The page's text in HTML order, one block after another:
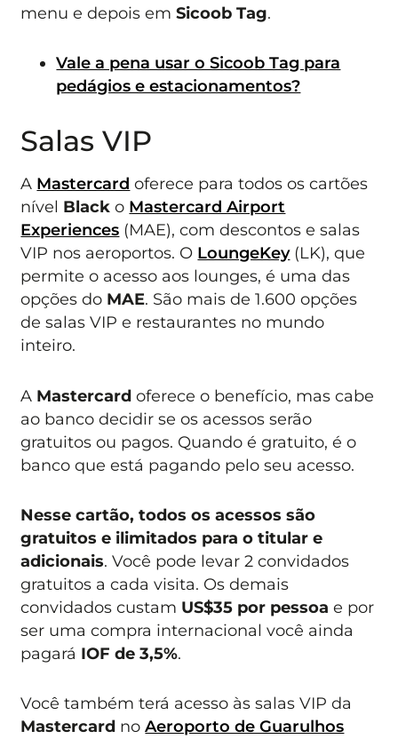
menu e depois emSicoob Tag.
Vale a pena usar o Sicoob Tag para
pedágios e estacionamentos?
Salas VIP
A Mastercard oferece para todos os cartões
nível Black o Mastercard Airport
Experiences (MAE), com descontos e salas
VIP nos aeroportos. O LoungeKey(LK), que
permite o acesso aos lounges, é uma das
opções do MAE. São mais de 1.600 opções
de salas VIP e restaurantes no mundo
inteiro.
A Mastercard oferece o benefício, mas cabe
ao banco decidir se os acessos serão
gratuitos ou pagos. Quando é gratuito, é o
banco que está pagando pelo seu acesso.
Nesse cartão, todos os acessos são
gratuitos e ilimitados para o titular e
adicionais. Você pode levar 2 convidados
gratuitos a cada visita. Os demais
convidados custam US$35 por pessoa e por
ser uma compra internacional você ainda
pagará IOF de 3,5%.
Você também terá acesso às salas VIP da
Mastercard noAeroporto de Guarulhos